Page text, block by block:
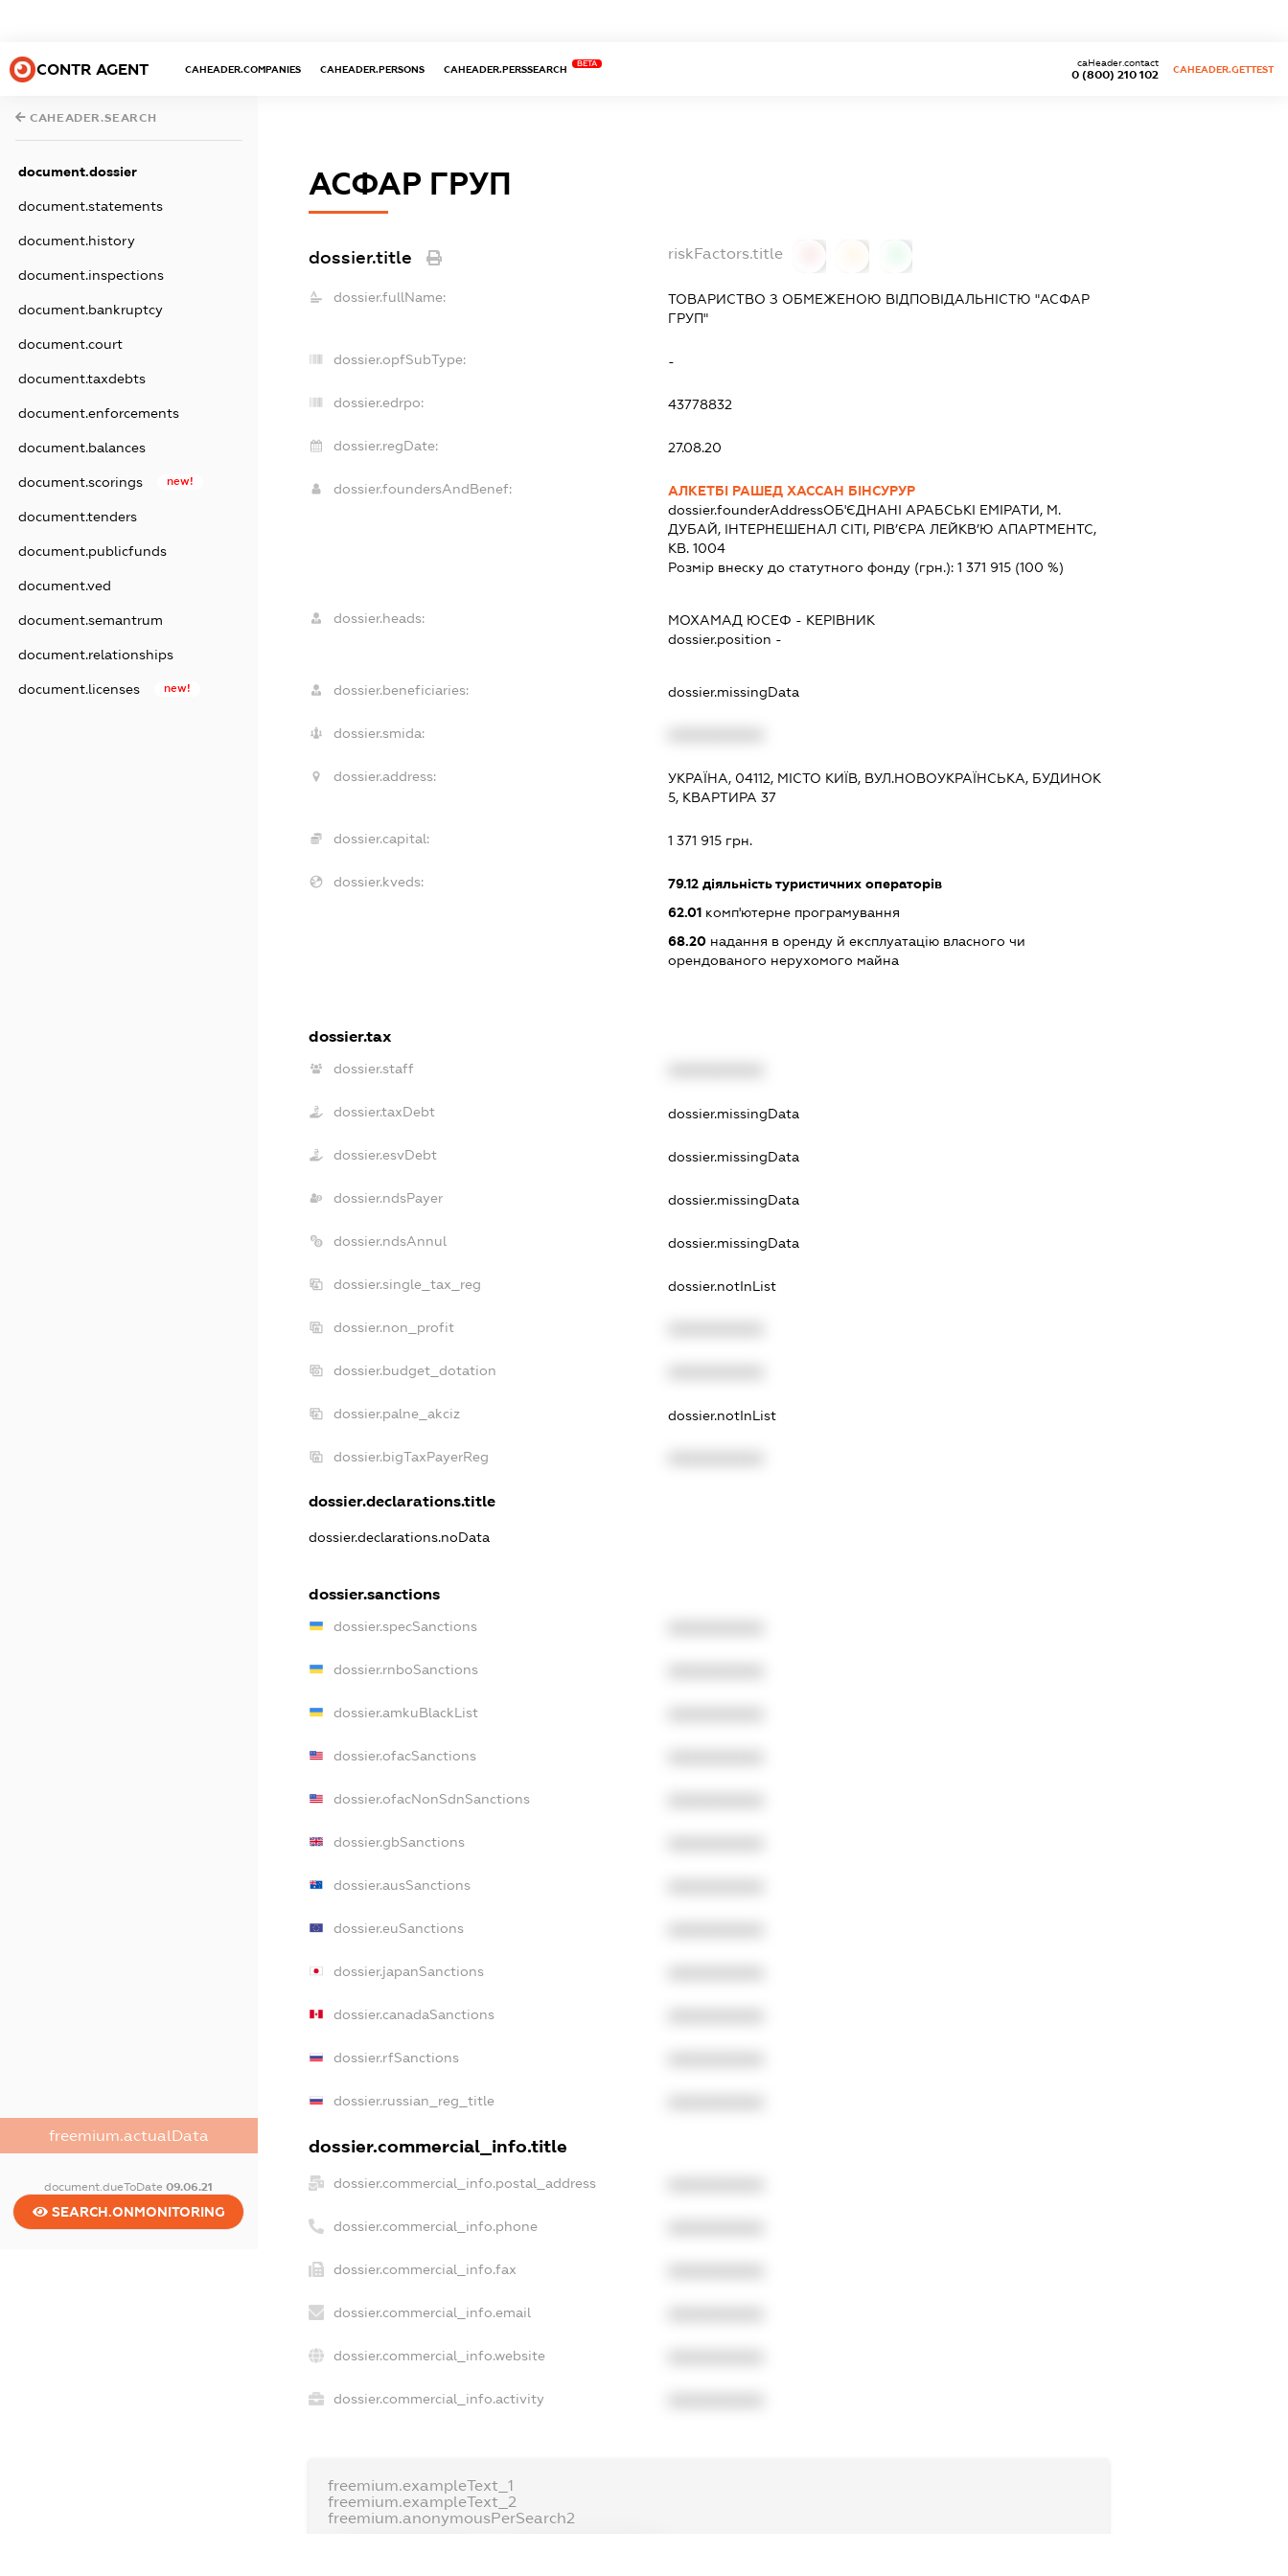
CONTR AGENT CAHEADER.COMPANIES CAHEADER.PERSONS CAHEADER.PERSSEARCH
BETA
0 (800) 210 102
caHeader.contact
CAHEADER.GETTEST
CAHEADER.SEARCH
document.dossier
document.statements
document.history
document.inspections
document.bankruptcy
document.court
document.taxdebts
document.enforcements
document.balances
document.scorings new!
document.tenders
document.publicfunds
document.ved
document.semantrum
document.relationships
document.licenses new!
freemium.actualData
document.dueToDate09.06.21
SEARCH.ONMONITORING
АСФАР ГРУП
dossier.title riskFactors.title
dossier.fullName:
ТОВАРИСТВО З ОБМЕЖЕНОЮ ВІДПОВІДАЛЬНІСТЮ "АСФАР
ГРУП"
dossier.opfSubType: -
dossier.edrpo: 43778832
dossier.regDate: 27.08.20
dossier.foundersAndBenef:
АЛКЕТБІ РАШЕД ХАССАН БІНСУРУР
dossier.founderAddressОБ'ЄДНАНІ АРАБСЬКІ ЕМІРАТИ, М.
ДУБАЙ, ІНТЕРНЕШЕНАЛ СІТІ, РІВ’ЄРА ЛЕЙКВ’Ю АПАРТМЕНТС,
КВ. 1004
Розмір внеску до статутного фонду (грн.):1 371 915 (100 %)
dossier.heads: МОХАМАД ЮСЕФ - КЕРІВНИК
dossier.position -
dossier.beneficiaries: dossier.missingData
dossier.smida:
dossier.address:
УКРАЇНА, 04112, МІСТО КИЇВ, ВУЛ.НОВОУКРАЇНСЬКА, БУДИНОК
5, КВАРТИРА 37
dossier.capital: 1 371 915 грн.
dossier.kveds: 79.12 діяльність туристичних операторів
62.01 комп'ютерне програмування
68.20 надання в оренду й експлуатацію власного чи
орендованого нерухомого майна
dossier.tax
dossier.staff
dossier.taxDebt dossier.missingData
dossier.esvDebt dossier.missingData
dossier.ndsPayer dossier.missingData
dossier.ndsAnnul dossier.missingData
dossier.single_tax_reg dossier.notInList
dossier.non_profit
dossier.budget_dotation
dossier.palne_akciz dossier.notInList
dossier.bigTaxPayerReg
dossier.declarations.title
dossier.declarations.noData
dossier.sanctions
dossier.specSanctions
dossier.rnboSanctions
dossier.amkuBlackList
dossier.ofacSanctions
dossier.ofacNonSdnSanctions
dossier.gbSanctions
dossier.ausSanctions
dossier.euSanctions
dossier.japanSanctions
dossier.canadaSanctions
dossier.rfSanctions
dossier.russian_reg_title
dossier.commercial_info.title
dossier.commercial_info.postal_address
dossier.commercial_info.phone
dossier.commercial_info.fax
dossier.commercial_info.email
dossier.commercial_info.website
dossier.commercial_info.activity
freemium.exampleText_1
freemium.exampleText_2
freemium.anonymousPerSearch2